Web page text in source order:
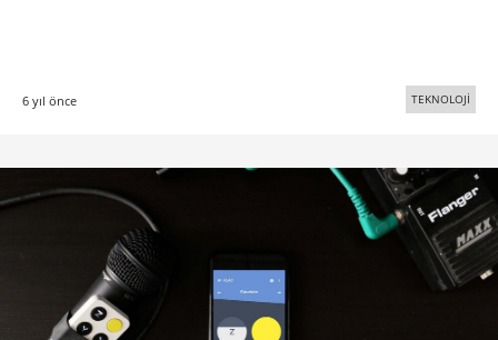
6 yıl önce TEKNOLOJİ